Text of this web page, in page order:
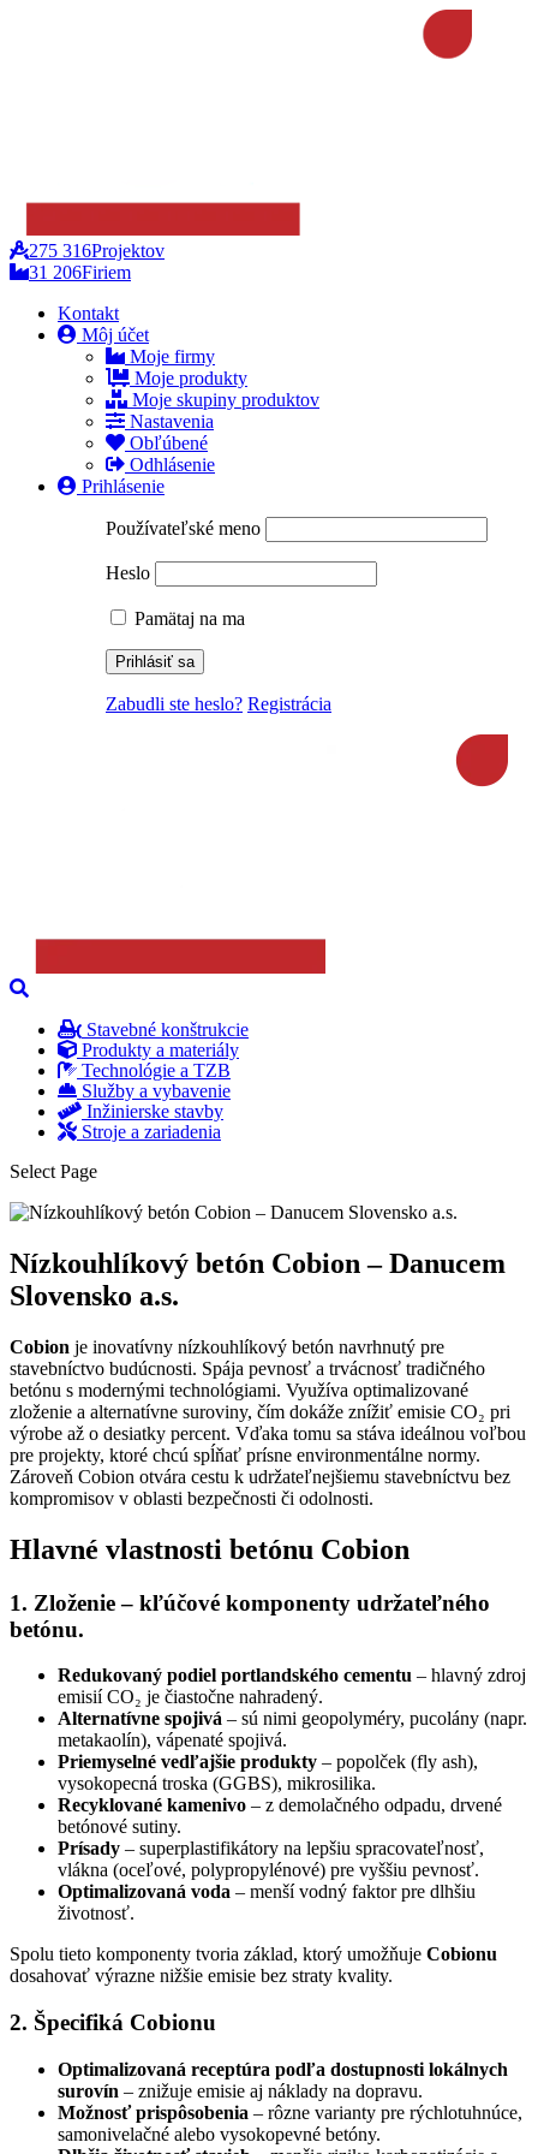
275 316Projektov
31 206Firiem
Kontakt
Môj účet
Moje firmy
Moje produkty
Moje skupiny produktov
Nastavenia
Obľúbené
Odhlásenie
Prihlásenie
Používateľské meno
Heslo
Pamätaj na ma
Zabudli ste heslo? Registrácia
Stavebné konštrukcie
Produkty a materiály
Technológie a TZB
Služby a vybavenie
Inžinierske stavby
Stroje a zariadenia
Select Page
Nízkouhlíkový betón Cobion – Danucem
Slovensko a.s.
Cobion je inovatívny nízkouhlíkový betón navrhnutý pre
stavebníctvo budúcnosti. Spája pevnosť a trvácnosť tradičného
betónu s modernými technológiami. Využíva optimalizované
zloženie a alternatívne suroviny, čím dokáže znížiť emisie CO₂ pri
výrobe až o desiatky percent. Vďaka tomu sa stáva ideálnou voľbou
pre projekty, ktoré chcú spĺňať prísne environmentálne normy.
Zároveň Cobion otvára cestu k udržateľnejšiemu stavebníctvu bez
kompromisov v oblasti bezpečnosti či odolnosti.
Hlavné vlastnosti betónu Cobion
1. Zloženie – kľúčové komponenty udržateľného
betónu.
Redukovaný podiel portlandského cementu – hlavný zdroj
emisií CO₂ je čiastočne nahradený.
Alternatívne spojivá – sú nimi geopolyméry, pucolány (napr.
metakaolín), vápenaté spojivá.
Priemyselné vedľajšie produkty – popolček (fly ash),
vysokopecná troska (GGBS), mikrosilika.
Recyklované kamenivo – z demolačného odpadu, drvené
betónové sutiny.
Prísady – superplastifikátory na lepšiu spracovateľnosť,
vlákna (oceľové, polypropylénové) pre vyššiu pevnosť.
Optimalizovaná voda – menší vodný faktor pre dlhšiu
životnosť.
Spolu tieto komponenty tvoria základ, ktorý umožňuje Cobionu
dosahovať výrazne nižšie emisie bez straty kvality.
2. Špecifiká Cobionu
Optimalizovaná receptúra podľa dostupnosti lokálnych
surovín – znižuje emisie aj náklady na dopravu.
Možnosť prispôsobenia – rôzne varianty pre rýchlotuhnúce,
samonivelačné alebo vysokopevné betóny.